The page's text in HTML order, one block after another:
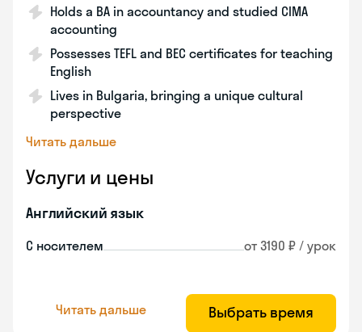
Holds a BA in accountancy and studied CIMA
accounting
Possesses TEFL and BEC certificates for teaching
English
Lives in Bulgaria, bringing a unique cultural
perspective
Читать дальше
Услуги и цены
Английский язык
С носителем от 3190 ₽ / урок
Читать дальше Выбрать время